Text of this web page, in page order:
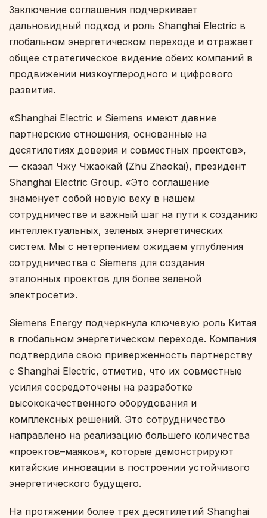
Заключение соглашения подчеркивает
дальновидный подход и роль Shanghai Electric в
глобальном энергетическом переходе и отражает
общее стратегическое видение обеих компаний в
продвижении низкоуглеродного и цифрового
развития.
«Shanghai Electric и Siemens имеют давние
партнерские отношения, основанные на
десятилетиях доверия и совместных проектов»,
— сказал Чжу Чжаокай (Zhu Zhaokai), президент
Shanghai Electric Group. «Это соглашение
знаменует собой новую веху в нашем
сотрудничестве и важный шаг на пути к созданию
интеллектуальных, зеленых энергетических
систем. Мы с нетерпением ожидаем углубления
сотрудничества с Siemens для создания
эталонных проектов для более зеленой
электросети».
Siemens Energy подчеркнула ключевую роль Китая
в глобальном энергетическом переходе. Компания
подтвердила свою приверженность партнерству
с Shanghai Electric, отметив, что их совместные
усилия сосредоточены на разработке
высококачественного оборудования и
комплексных решений. Это сотрудничество
направлено на реализацию большего количества
«проектов–маяков», которые демонстрируют
китайские инновации в построении устойчивого
энергетического будущего.
На протяжении более трех десятилетий Shanghai